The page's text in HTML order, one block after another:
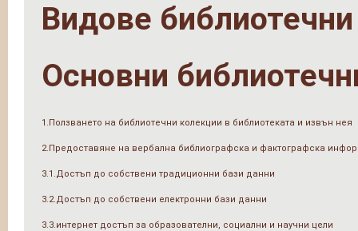
Видове библиотечни
Основни
1.Ползването на библиотечни колекции в библиотеката и извън нея
2.Предоставяне на вербална библиографска и фактографска
3.1.Достъп до собствени традиционни бази данни
3.2.Достъп до собствени електронни бази данни
3.3.интернет достъп за образователни, социални и научни цели